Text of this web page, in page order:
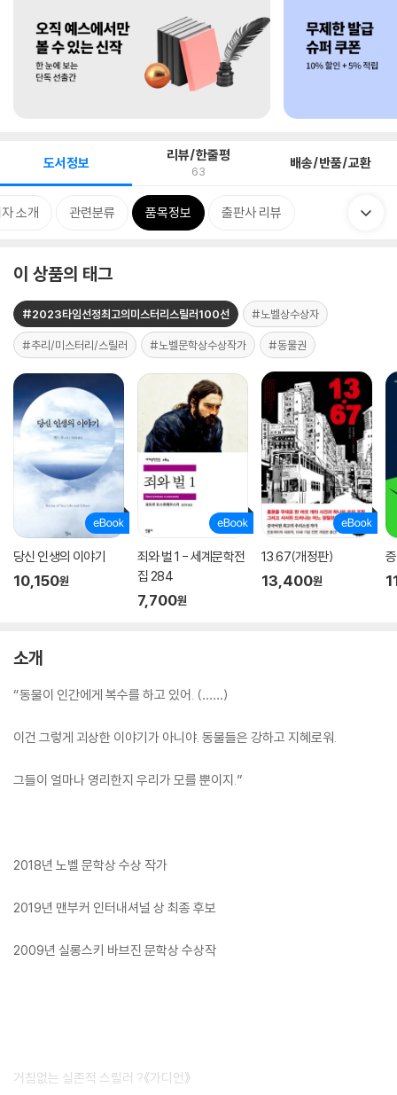
도서정보 리뷰/한줄평
63 배송/반품/교환
소개 관련분류 품목정보 출판사 리뷰
이 상품의 태그
#2023타임선정최고의미스터리스릴러100선 #노벨상수상자
#추리/미스터리/스릴러 #노벨문학상수상작가 #동물권
당신 인생의 이야기
10,150원
죄와 벌 1 - 세계문학전
집 284
7,700원
13.67(개정판)
13,400원
소개
“동물이 인간에게 복수를 하고 있어. (……)
이건 그렇게 괴상한 이야기가 아니야. 동물들은 강하고 지혜로워.
그들이 얼마나 영리한지 우리가 모를 뿐이지.”
2018년 노벨 문학상 수상 작가
2019년 맨부커 인터내셔널 상 최종 후보
2009년 실롱스키 바브진 문학상 수상작
거침없는 실존적 스릴러 ?《가디언》